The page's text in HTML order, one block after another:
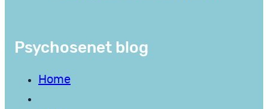
Psychosenet blog
Home